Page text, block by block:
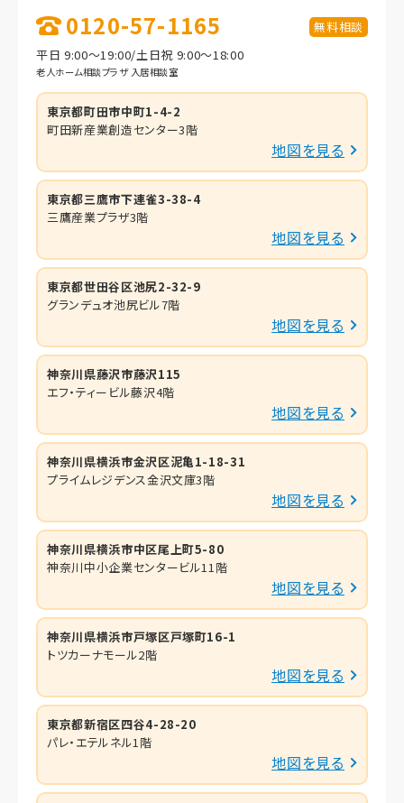
0120-57-1165
無料相談
平日 9:00～19:00/土日祝 9:00～18:00
老人ホーム相談プラザ 入居相談室
東京都町田市中町1-4-2
町田新産業創造センター3階
地図を見る
東京都三鷹市下連雀3-38-4
三鷹産業プラザ3階
地図を見る
東京都世田谷区池尻2-32-9
グランデュオ池尻ビル7階
地図を見る
神奈川県藤沢市藤沢115
エフ・ティービル藤沢4階
地図を見る
神奈川県横浜市金沢区泥亀1-18-31
プライムレジデンス金沢文庫3階
地図を見る
神奈川県横浜市中区尾上町5-80
神奈川中小企業センタービル11階
地図を見る
神奈川県横浜市戸塚区戸塚町16-1
トツカーナモール2階
地図を見る
東京都新宿区四谷4-28-20
パレ・エテルネル1階
地図を見る